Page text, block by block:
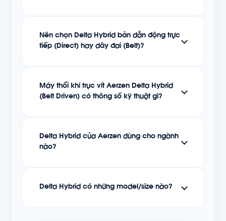
Nên chọn Delta Hybrid bản dẫn động trực
tiếp (Direct) hay dây đai (Belt)?
Máy thổi khí trục vít Aerzen Delta Hybrid
(Belt Driven) có thông số kỹ thuật gì?
Delta Hybrid của Aerzen dùng cho ngành
nào?
Delta Hybrid có những model/size nào?